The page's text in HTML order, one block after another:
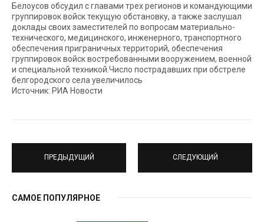
Белоусов обсудил с главами трех регионов и командующими
группировок войск текущую обстановку, а также заслушал
доклады своих заместителей по вопросам материально-
технического, медицинского, инженерного, транспортного
обеспечения приграничных территорий, обеспечения
группировок войск востребованными вооружением, военной
и специальной техникой.Число пострадавших при обстреле
белгородского села увеличилось
Источник: РИА Новости
ПРЕДЫДУЩИЙ СЛЕДУЮЩИЙ
САМОЕ ПОПУЛЯРНОЕ